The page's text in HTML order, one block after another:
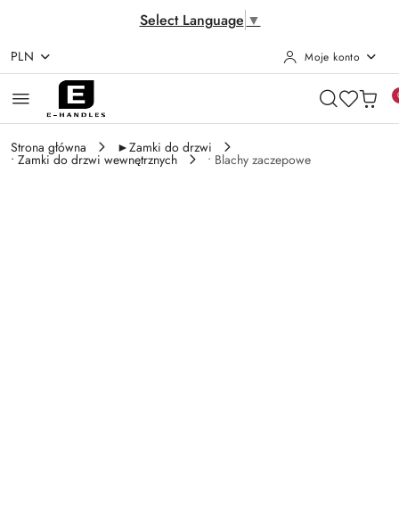
Select Language ▼
Przejdź do treści głównej
Przejdź do wyszukiwarki
Przejdź do moje konto
Przejdź do menu głównego
Przejdź do opisu produktu
Przejdź do stopki
PLN Moje konto
Strona główna ►Zamki do drzwi
• Zamki do drzwi wewnętrznych • Blachy zaczepowe